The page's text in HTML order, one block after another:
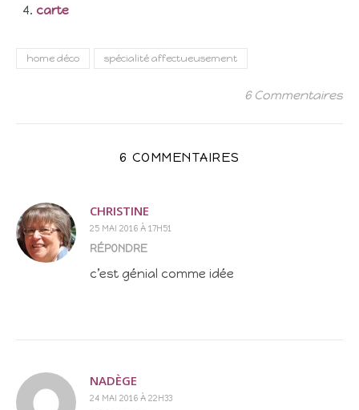
carte
home déco spécialité affectueusement
6 Commentaires
6 COMMENTAIRES
CHRISTINE
25 MAI 2016 À 17H51
RÉPONDRE
c’est génial comme idée
NADÈGE
24 MAI 2016 À 22H33